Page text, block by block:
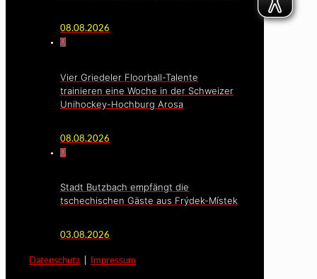
08.08.2026
0
Vier Griedeler Floorball-Talente
trainieren eine Woche in der Schweizer
Unihockey-Hochburg Arosa
08.08.2026
0
Stadt Butzbach empfängt die
tschechischen Gäste aus Frýdek-Místek
03.08.2026
Datenschutz Impressum